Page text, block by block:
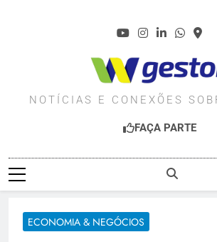
NOTÍCIAS E CONEXÕES
FAÇA PARTE
ECONOMIA & NEGÓCIOS